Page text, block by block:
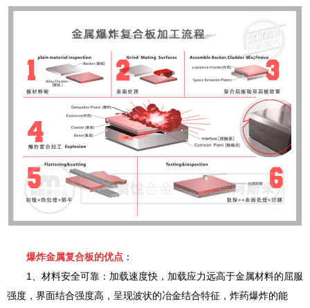
爆炸金属复合板的优点 ：
1、材料安全可靠：加载速度快，加载应力远高于金属材料的屈服
强度，界面结合强度高，呈现波状的冶金结合特征，炸药爆炸的能